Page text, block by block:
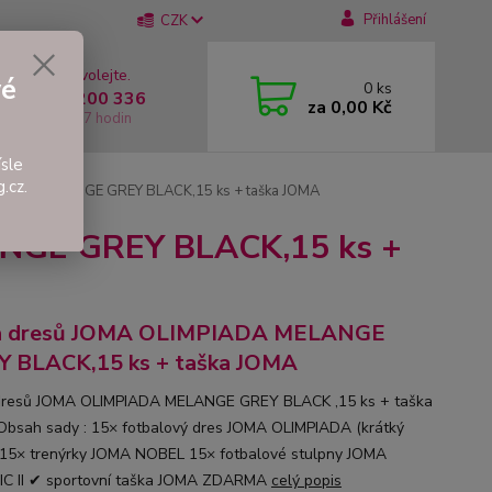
CZK Přihlášení
si rady? Zavolejte.
737 200 336
Pátek: 8 - 17 hodin
0 ks
za 0,00 Kč
MELANGE GREY BLACK,15 ks + taška JOMA
GREY BLACK,15 ks +
dresů JOMA OLIMPIADA MELANGE
BLACK,15 ks + taška JOMA
JOMA OLIMPIADA MELANGE GREY BLACK ,15 ks + taška
sady : 15× fotbalový dres JOMA OLIMPIADA (krátký
trenýrky JOMA NOBEL 15× fotbalové stulpny JOMA
II ✔ sportovní taška JOMA ZDARMA celý popis